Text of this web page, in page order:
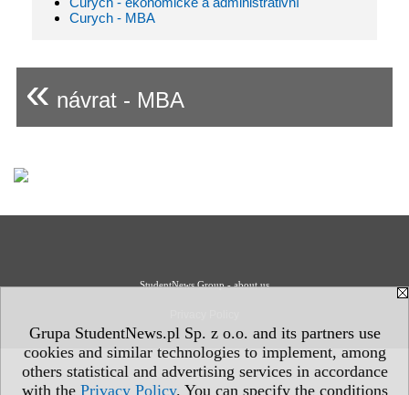
Grupa StudentNews.pl Sp. z o.o. and its partners use
cookies and similar technologies to implement, among
others statistical and advertising services in accordance
with the Privacy Policy. You can specify the conditions
Curych - MBA
« návrat - MBA
StudentNews Group - about us